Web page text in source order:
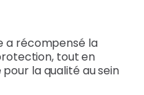
a récompensé la
tout en
la qualité au sein